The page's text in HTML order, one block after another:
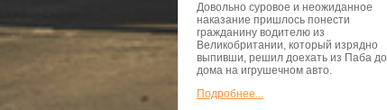
Довольно суровое и неожиданное
наказание пришлось понести
гражданину водителю из
Великобритании, который изрядно
выпивши, решил доехать из Паба до
дома на игрушечном авто.
Подробнее...